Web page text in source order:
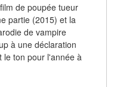
de poupée tueur
partie (2015) et la
de vampire
à une déclaration
le ton pour l'année à